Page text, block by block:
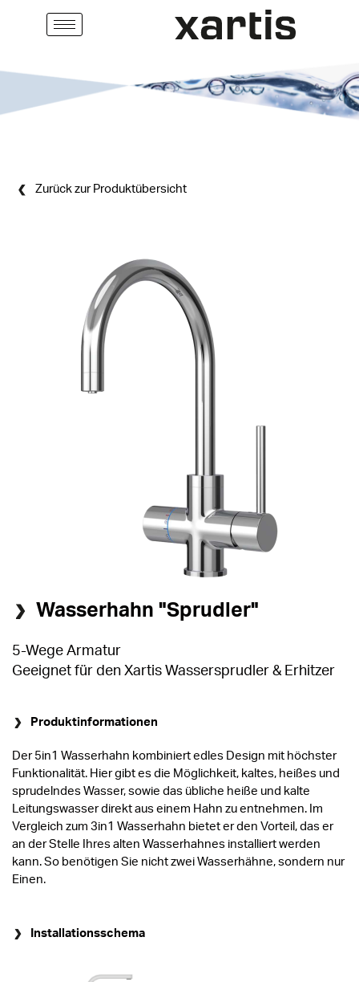
Zurück zur Produktübersicht
Wasserhahn "Sprudler"
5-Wege Armatur
Geeignet für den Xartis Wassersprudler & Erhitzer
Produktinformationen
Der 5in1 Wasserhahn kombiniert edles Design mit höchster
Funktionalität. Hier gibt es die Möglichkeit, kaltes, heißes und
sprudelndes Wasser, sowie das übliche heiße und kalte
Leitungswasser direkt aus einem Hahn zu entnehmen. Im
Vergleich zum 3in1 Wasserhahn bietet er den Vorteil, das er
an der Stelle Ihres alten Wasserhahnes installiert werden
kann. So benötigen Sie nicht zwei Wasserhähne, sondern nur
Einen.
Installationsschema